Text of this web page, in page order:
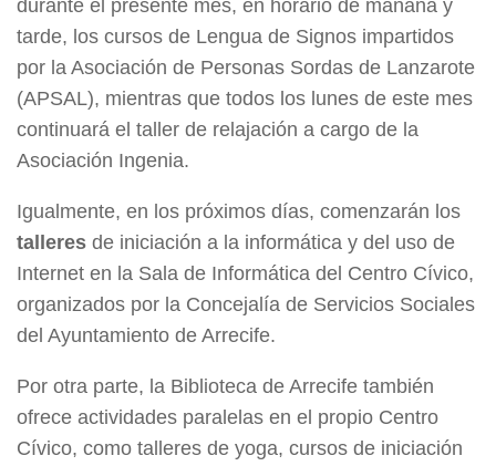
durante el presente mes, en horario de mañana y
tarde, los cursos de Lengua de Signos impartidos
por la Asociación de Personas Sordas de Lanzarote
(APSAL), mientras que todos los lunes de este mes
continuará el taller de relajación a cargo de la
Asociación Ingenia.
Igualmente, en los próximos días, comenzarán los
talleres de iniciación a la informática y del uso de
Internet en la Sala de Informática del Centro Cívico,
organizados por la Concejalía de Servicios Sociales
del Ayuntamiento de Arrecife.
Por otra parte, la Biblioteca de Arrecife también
ofrece actividades paralelas en el propio Centro
Cívico, como talleres de yoga, cursos de iniciación